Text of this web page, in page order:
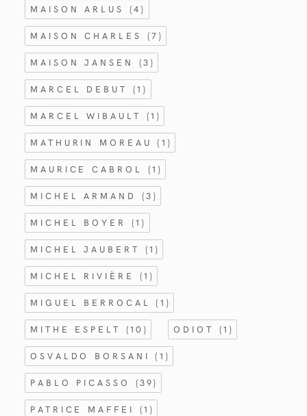
MAISON ARLUS (4)
MAISON CHARLES (7)
MAISON JANSEN (3)
MARCEL DEBUT (1)
MARCEL WIBAULT (1)
MATHURIN MOREAU(1)
MAURICE CABROL (1)
MICHEL ARMAND (3)
MICHEL BOYER (1)
MICHEL JAUBERT (1)
MICHEL RIVIÈRE (1)
MIGUEL BERROCAL(1)
MITHE ESPELT (10) ODIOT (1)
OSVALDO BORSANI(1)
PABLO PICASSO (39)
PATRICE MAFFEI (1)